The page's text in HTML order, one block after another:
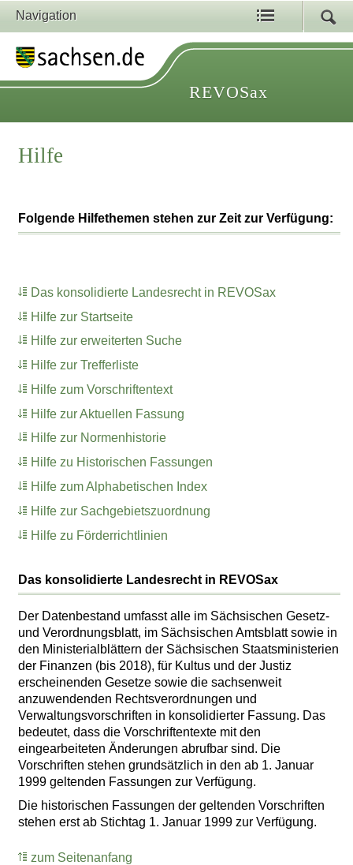
Navigation
REVOSax
Hilfe
Folgende Hilfethemen stehen zur Zeit zur Verfügung:
Das konsolidierte Landesrecht in REVOSax
Hilfe zur Startseite
Hilfe zur erweiterten Suche
Hilfe zur Trefferliste
Hilfe zum Vorschriftentext
Hilfe zur Aktuellen Fassung
Hilfe zur Normenhistorie
Hilfe zu Historischen Fassungen
Hilfe zum Alphabetischen Index
Hilfe zur Sachgebietszuordnung
Hilfe zu Förderrichtlinien
Das konsolidierte Landesrecht in REVOSax
Der Datenbestand umfasst alle im Sächsischen Gesetz-
und Verordnungsblatt, im Sächsischen Amtsblatt sowie in
den Ministerialblättern der Sächsischen Staatsministerien
der Finanzen (bis 2018), für Kultus und der Justiz
erscheinenden Gesetze sowie die sachsenweit
anzuwendenden Rechtsverordnungen und
Verwaltungsvorschriften in konsolidierter Fassung. Das
bedeutet, dass die Vorschriftentexte mit den
eingearbeiteten Änderungen abrufbar sind. Die
Vorschriften stehen grundsätzlich in den ab 1. Januar
1999 geltenden Fassungen zur Verfügung.
Die historischen Fassungen der geltenden Vorschriften
stehen erst ab Stichtag 1. Januar 1999 zur Verfügung.
zum Seitenanfang